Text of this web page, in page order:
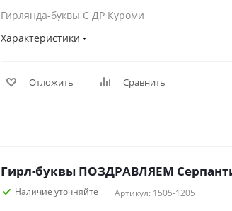
Гирлянда-буквы С ДР Куроми
Характеристики
Отложить Сравнить
Гирл-буквы ПОЗДРАВЛЯЕМ
Наличие уточняйте Артикул: 1505-1205